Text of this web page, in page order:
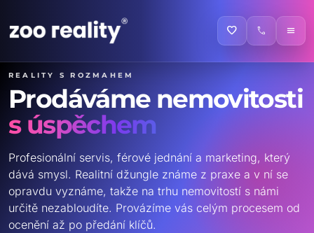
favorite call menu
Reality s rozmahem
Prodáváme nemovitosti
s úspěchem
Profesionální servis, férové jednání a marketing, který
dává smysl. Realitní džungle známe z praxe a v ní se
opravdu vyznáme, takže na trhu nemovitostí s námi
určitě nezabloudíte. Provázíme vás celým procesem od
ocenění až po předání klíčů.